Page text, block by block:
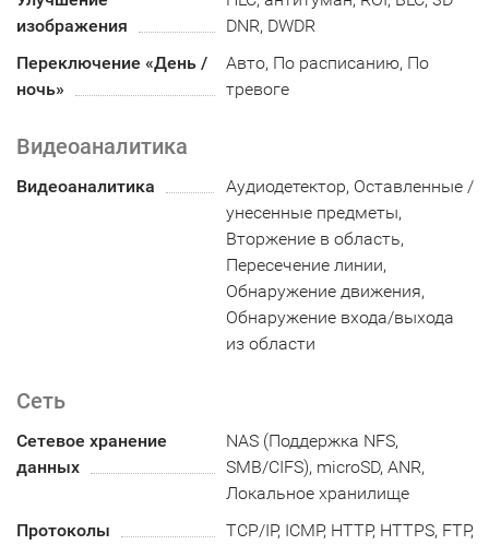
изображения
DNR, DWDR
Переключение «День /
ночь»
Авто, По расписанию, По
тревоге
Видеоаналитика
Видеоаналитика
Аудиодетектор, Оставленные /
унесенные предметы,
Вторжение в область,
Пересечение линии,
Обнаружение движения,
Обнаружение входа/выхода
из области
Сеть
Сетевое хранение
данных
NAS (Поддержка NFS,
SMB/CIFS), microSD, ANR,
Локальное хранилище
Протоколы
TCP/IP, ICMP, HTTP, HTTPS, FTP,